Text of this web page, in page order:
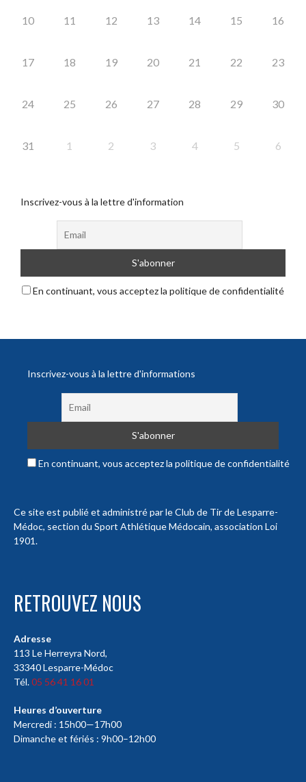
10 11 12 13 14 15 16
17 18 19 20 21 22 23
24 25 26 27 28 29 30
31 1 2 3 4 5 6
Inscrivez-vous à la lettre d'information
En continuant, vous acceptez la politique de confidentialité
Inscrivez-vous à la lettre d'informations
En continuant, vous acceptez la politique de confidentialité
Ce site est publié et administré par le Club de Tir de Lesparre-
Médoc, section du Sport Athlétique Médocain, association Loi
1901.
RETROUVEZ NOUS
Adresse
113 Le Herreyra Nord,
33340 Lesparre-Médoc
Tél.05 56 41 16 01
Heures d’ouverture
Mercredi : 15h00—17h00
Dimanche et fériés : 9h00–12h00